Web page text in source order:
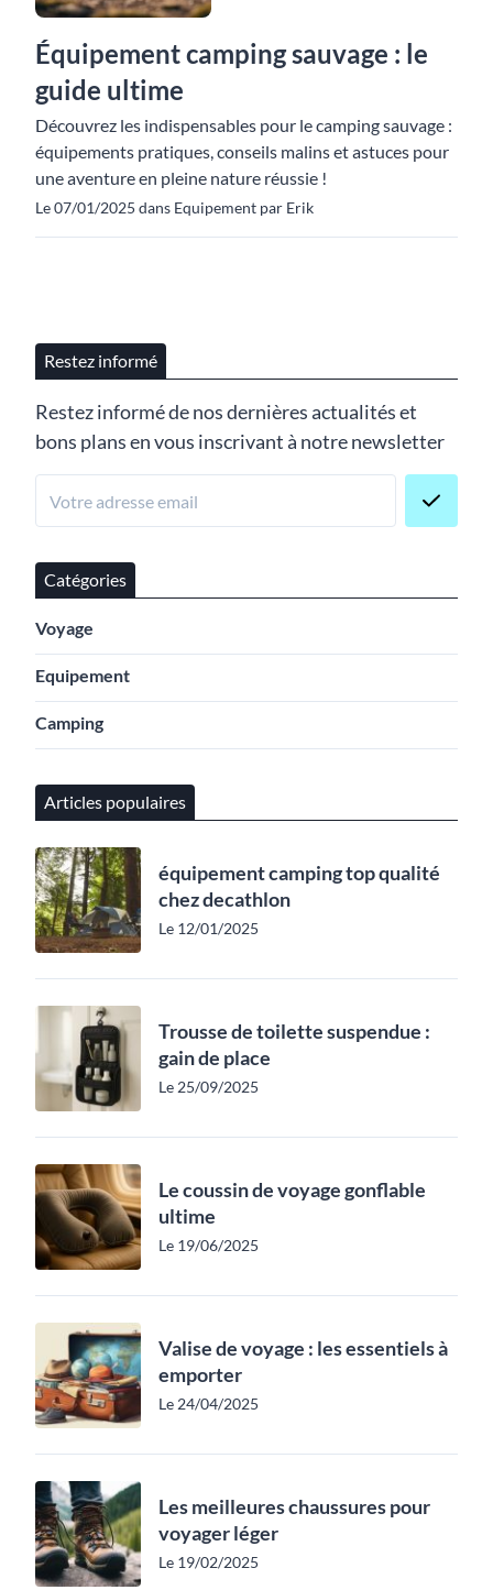
Équipement camping sauvage : le
guide ultime
Découvrez les indispensables pour le camping sauvage :
équipements pratiques, conseils malins et astuces pour
une aventure en pleine nature réussie !
Le 07/01/2025 dans Equipement par Erik
Restez informé
Restez informé de nos dernières actualités et
bons plans en vous inscrivant à notre newsletter
Catégories
Voyage
Equipement
Camping
Articles populaires
équipement camping top qualité
chez decathlon
Le 12/01/2025
Trousse de toilette suspendue :
gain de place
Le 25/09/2025
Le coussin de voyage gonflable
ultime
Le 19/06/2025
Valise de voyage : les essentiels à
emporter
Le 24/04/2025
Les meilleures chaussures pour
voyager léger
Le 19/02/2025